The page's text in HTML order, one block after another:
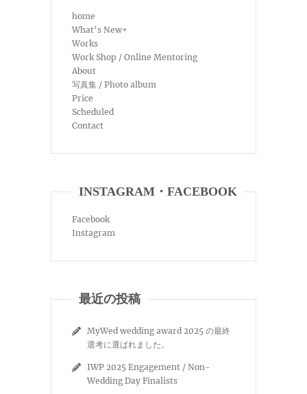
home
What’s New+
Works
Work Shop / Online Mentoring
About
写真集 / Photo album
Price
Scheduled
Contact
INSTAGRAM・FACEBOOK
Facebook
Instagram
最近の投稿
MyWed wedding award 2025 の最終
選考に選ばれました。
IWP 2025 Engagement / Non-
Wedding Day Finalists